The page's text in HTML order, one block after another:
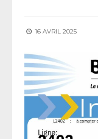
16 AVRIL 2025